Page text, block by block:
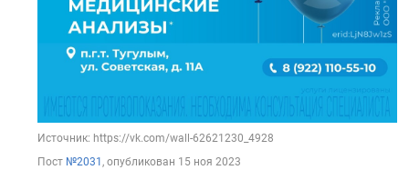
Источник: https://vk.com/wall-62621230_4928
Пост №2031 , опубликован 15 ноя 2023